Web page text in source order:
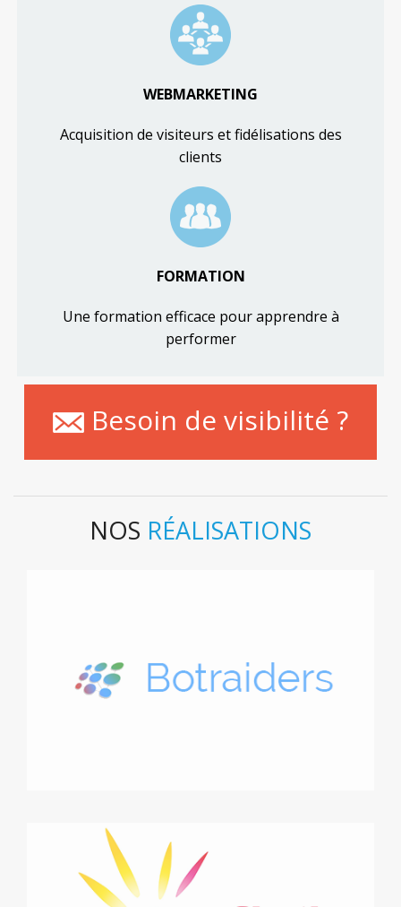
WEBMARKETING
Acquisition de visiteurs et fidélisations des
clients
FORMATION
Une formation efficace pour apprendre à
performer
Besoin de visibilité ?
NOS RÉALISATIONS